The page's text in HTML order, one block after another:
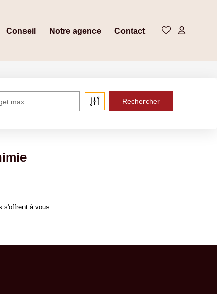
Conseil Notre agence Contact
max
s'offrent à vous :